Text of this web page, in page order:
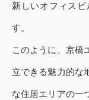
新しいオフィス
す。
このように、京橋
立できる魅力的な
な住居エリアの一